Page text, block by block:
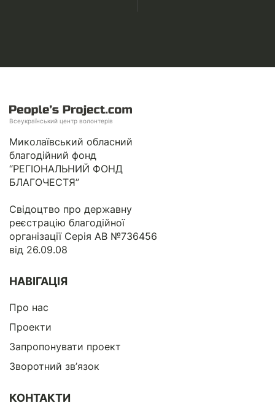
Всеукраїнський центр волонтерів
Миколаївський обласний
благодійний фонд
“РЕГІОНАЛЬНИЙ ФОНД
БЛАГОЧЕСТЯ”
Свідоцтво про державну
реєстрацію благодійної
організації Серія АВ №736456
від 26.09.08
НАВІГАЦІЯ
Про нас
Проекти
Запропонувати проект
Зворотний зв’язок
КОНТАКТИ